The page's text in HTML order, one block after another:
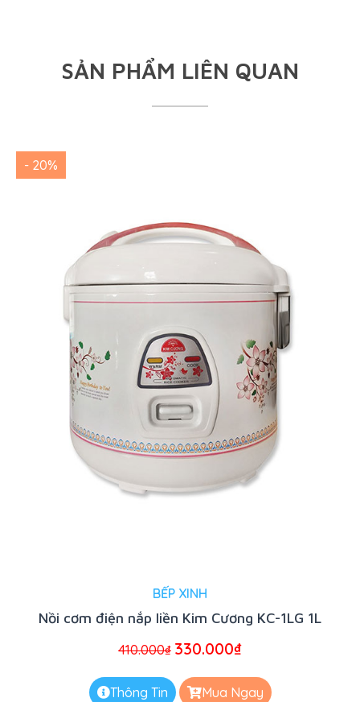
SẢN PHẨM LIÊN QUAN
- 20%
BẾP XINH
Nồi cơm điện nắp liền Kim Cương KC-1LG 1L
410.000₫ 330.000₫
Thông Tin Mua Ngay